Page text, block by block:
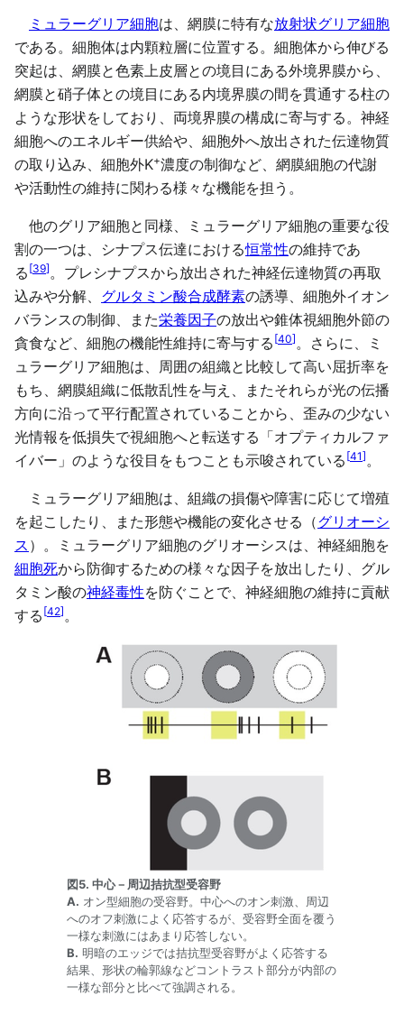
ミュラーグリア細胞は、網膜に特有な放射状グリア細胞
である。細胞体は内顆粒層に位置する。細胞体から伸びる
突起は、網膜と色素上皮層との境目にある外境界膜から、
網膜と硝子体との境目にある内境界膜の間を貫通する柱の
ような形状をしており、両境界膜の構成に寄与する。神経
細胞へのエネルギー供給や、細胞外へ放出された伝達物質
の取り込み、細胞外K+濃度の制御など、網膜細胞の代謝
や活動性の維持に関わる様々な機能を担う。
他のグリア細胞と同様、ミュラーグリア細胞の重要な役
割の一つは、シナプス伝達における恒常性の維持であ
る [39]。プレシナプスから放出された神経伝達物質の再取
込みや分解、 グルタミン酸合成酵素の誘導、細胞外イオン
バランスの制御、また栄養因子の放出や錐体視細胞外節の
貪食など、細胞の機能性維持に寄与する [40]。さらに、ミ
ュラーグリア細胞は、周囲の組織と比較して高い屈折率を
もち、網膜組織に低散乱性を与え、またそれらが光の伝播
方向に沿って平行配置されていることから、歪みの少ない
光情報を低損失で視細胞へと転送する「オプティカルファ
イバー」のような役目をもつことも示唆されている [41]。
ミュラーグリア細胞は、組織の損傷や障害に応じて増殖
を起こしたり、また形態や機能の変化させる（グリオーシ
ス ）。ミュラーグリア細胞のグリオーシスは、神経細胞を
細胞死から防御するための様々な因子を放出したり、グル
タミン酸の神経毒性を防ぐことで、神経細胞の維持に貢献
する [42]。
図5. 中心－周辺拮抗型受容野
A. オン型細胞の受容野。中心へのオン刺激、周辺
へのオフ刺激によく応答するが、受容野全面を覆う
一様な刺激にはあまり応答しない。
B. 明暗のエッジでは拮抗型受容野がよく応答する
結果、形状の輪郭線などコントラスト部分が内部の
一様な部分と比べて強調される。